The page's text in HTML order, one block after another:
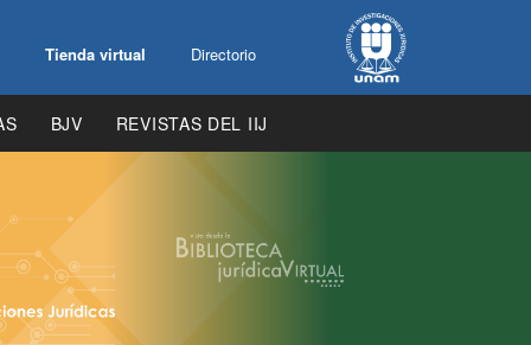
Tienda virtual Directorio
BJV REVISTAS DEL IIJ